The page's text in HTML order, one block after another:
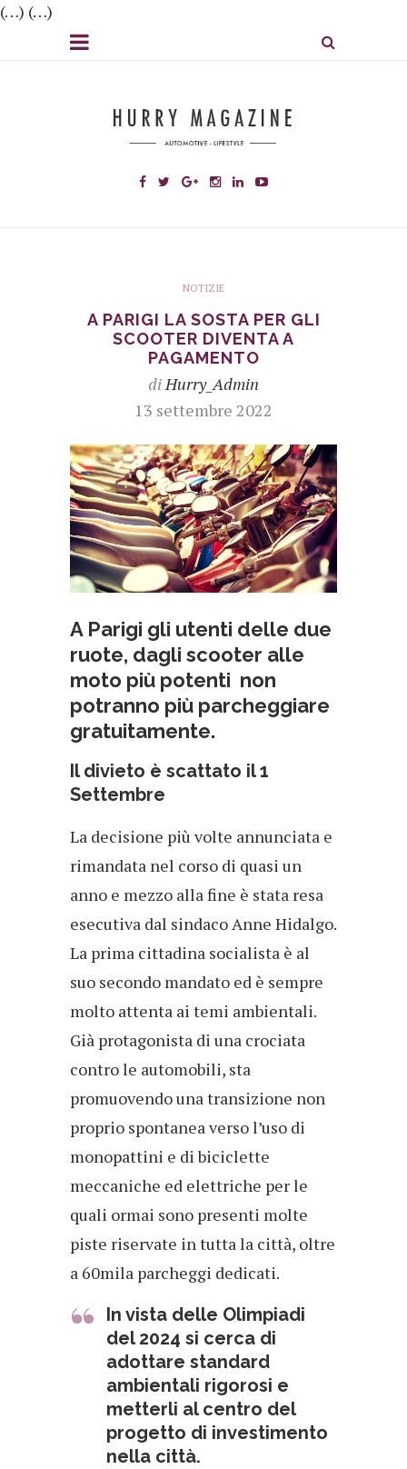
(…) (…)
NOTIZIE
A PARIGI LA SOSTA PER GLI
SCOOTER DIVENTA A
PAGAMENTO
diHurry_Admin
13 settembre 2022
A Parigi gli utenti delle due
ruote, dagli scooter alle
moto più potenti non
potranno più parcheggiare
gratuitamente.
Il divieto è scattato il 1
Settembre
La decisione più volte annunciata e
rimandata nel corso di quasi un
anno e mezzo alla fine è stata resa
esecutiva dal sindaco Anne Hidalgo.
La prima cittadina socialista è al
suo secondo mandato ed è sempre
molto attenta ai temi ambientali.
Già protagonista di una crociata
contro le automobili, sta
promuovendo una transizione non
proprio spontanea verso l’uso di
monopattini e di biciclette
meccaniche ed elettriche per le
quali ormai sono presenti molte
piste riservate in tutta la città, oltre
a 60mila parcheggi dedicati.
In vista delle Olimpiadi
del 2024 si cerca di
adottare standard
ambientali rigorosi e
metterli al centro del
progetto di investimento
nella città.